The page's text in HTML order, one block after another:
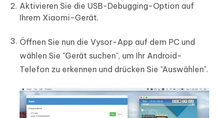
Aktivieren Sie die USB-Debugging-Option auf
Ihrem Xiaomi-Gerät.
Öffnen Sie nun die Vysor-App auf dem PC und
wählen Sie "Gerät suchen", um Ihr Android-
Telefon zu erkennen und drücken Sie "Auswählen".